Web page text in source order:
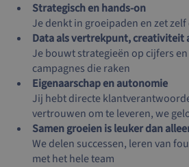
Strategisch en hands-on
Je denkt in groeipaden en zet
Data als vertrekpunt, creativiteit
Je bouwt strategieën op cijfers
campagnes die raken
Eigenaarschap en autonomie
Jij hebt directe
vertrouwen om te leveren, we
Samen groeien is leuker dan
We delen successen, leren van
met het hele team